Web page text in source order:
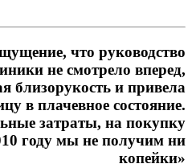
что руководство
не смотрело вперед,
близорукость и привела
в плачевное состояние.
затраты, на покупку
году мы не получим ни
копейки»